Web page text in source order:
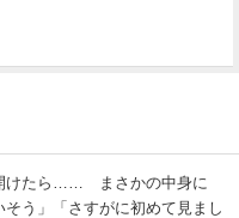
けたら…… まさかの中身に
そう」「さすがに初めて見まし